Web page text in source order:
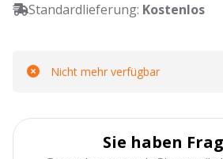
Standardlieferung: Kostenlos
Nicht mehr verfügbar
Sie haben